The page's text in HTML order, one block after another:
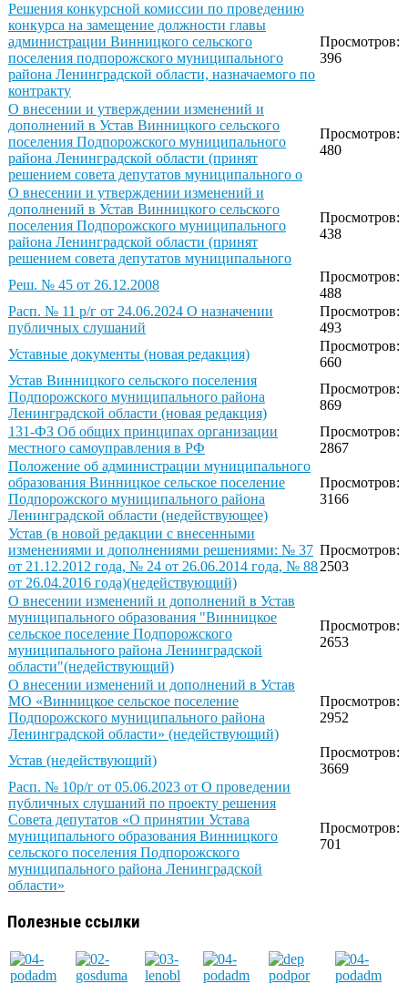
Решения конкурсной комиссии по проведению
конкурса на замещение должности главы
администрации Винницкого сельского
поселения подпорожского муниципального
района Ленинградской области, назначаемого по
контракту
Просмотров:
396
О внесении и утверждении изменений и
дополнений в Устав Винницкого сельского
поселения Подпорожского муниципального
района Ленинградской области (принят
решением совета депутатов муниципального о
Просмотров:
480
О внесении и утверждении изменений и
дополнений в Устав Винницкого сельского
поселения Подпорожского муниципального
района Ленинградской области (принят
решением совета депутатов муниципального
Просмотров:
438
Реш. № 45 от 26.12.2008
Просмотров:
488
Расп. № 11 р/г от 24.06.2024 О назначении
публичных слушаний
Просмотров:
493
Уставные документы (новая редакция)
Просмотров:
660
Устав Винницкого сельского поселения
Подпорожского муниципального района
Ленинградской области (новая редакция)
Просмотров:
869
131-ФЗ Об общих принципах организации
местного самоуправления в РФ
Просмотров:
2867
Положение об администрации муниципального
образования Винницкое сельское поселение
Подпорожского муниципального района
Ленинградской области (недействующее)
Просмотров:
3166
Устав (в новой редакции с внесенными
изменениями и дополнениями решениями: № 37
от 21.12.2012 года, № 24 от 26.06.2014 года, № 88
от 26.04.2016 года)(недействующий)
Просмотров:
2503
О внесении изменений и дополнений в Устав
муниципального образования "Винницкое
сельское поселение Подпорожского
муниципального района Ленинградской
области"(недействующий)
Просмотров:
2653
О внесении изменений и дополнений в Устав
МО «Винницкое сельское поселение
Подпорожского муниципального района
Ленинградской области» (недействующий)
Просмотров:
2952
Устав (недействующий)
Просмотров:
3669
Расп. № 10р/г от 05.06.2023 от О проведении
публичных слушаний по проекту решения
Совета депутатов «О принятии Устава
муниципального образования Винницкого
сельского поселения Подпорожского
муниципального района Ленинградской
области»
Просмотров:
701
Полезные ссылки